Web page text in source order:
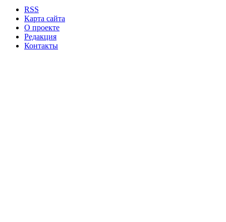
RSS
Карта сайта
О проекте
Редакция
Контакты